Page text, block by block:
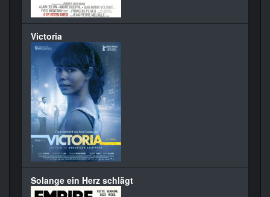
Victoria
Solange ein Herz schlägt